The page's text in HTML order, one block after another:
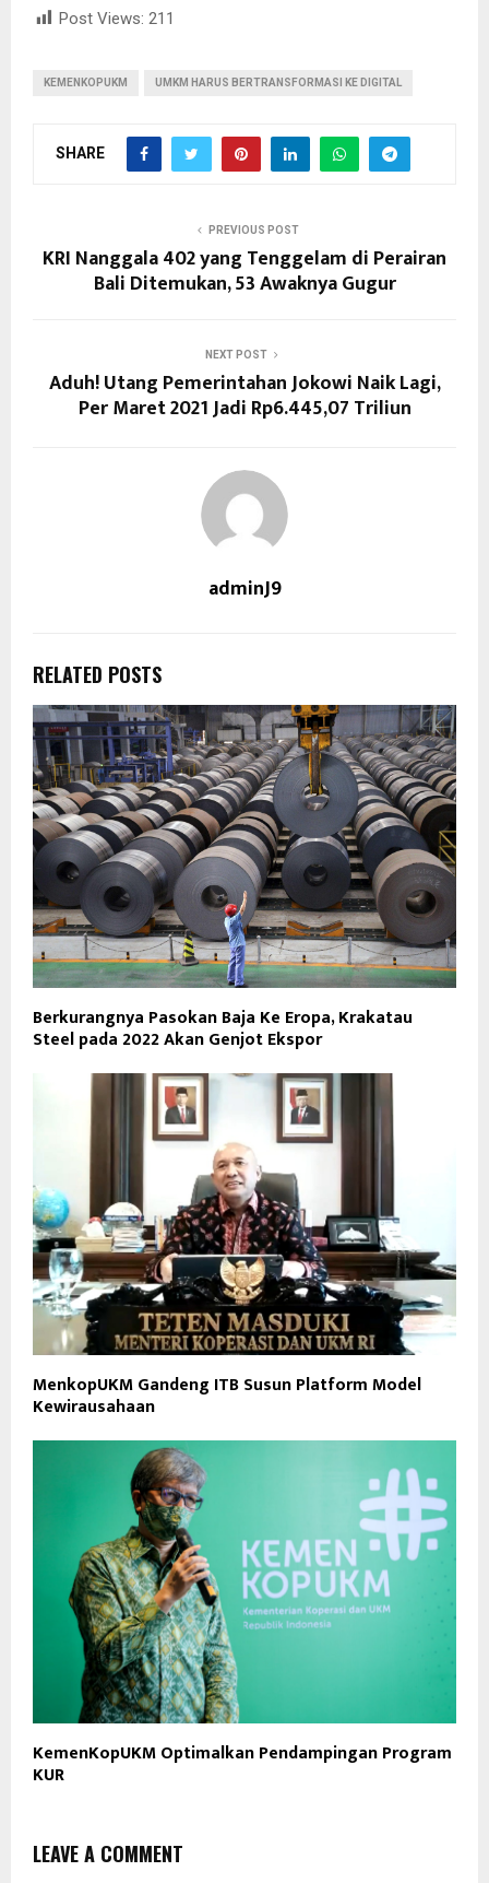
Post Views: 211
KEMENKOPUKM UMKM HARUS BERTRANSFORMASI KE DIGITAL
SHARE
PREVIOUS POST
KRI Nanggala 402 yang Tenggelam di Perairan
Bali Ditemukan, 53 Awaknya Gugur
NEXT POST
Aduh! Utang Pemerintahan Jokowi Naik Lagi,
Per Maret 2021 Jadi Rp6.445,07 Triliun
adminJ9
RELATED POSTS
Berkurangnya Pasokan Baja Ke Eropa, Krakatau
Steel pada 2022 Akan Genjot Ekspor
MenkopUKM Gandeng ITB Susun Platform Model
Kewirausahaan
KemenKopUKM Optimalkan Pendampingan Program
KUR
LEAVE A COMMENT